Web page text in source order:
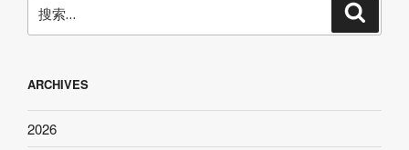
索：
ARCHIVES
2026